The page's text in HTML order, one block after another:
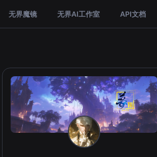
无界魔镜 无界AI工作室 API文档